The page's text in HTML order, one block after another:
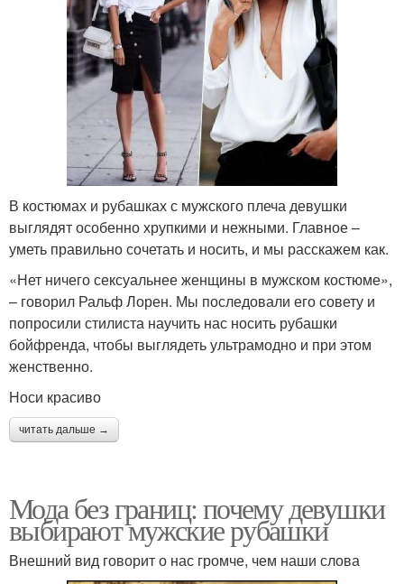
В костюмах и рубашках с мужского плеча девушки
выглядят особенно хрупкими и нежными. Главное –
уметь правильно сочетать и носить, и мы расскажем как.
«Нет ничего сексуальнее женщины в мужском костюме»,
– говорил Ральф Лорен. Мы последовали его совету и
попросили стилиста научить нас носить рубашки
бойфренда, чтобы выглядеть ультрамодно и при этом
женственно.
Носи красиво
читать дальше →
Мода без границ: почему девушки
выбирают мужские рубашки
Внешний вид говорит о нас громче, чем наши слова